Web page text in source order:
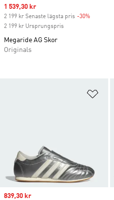
Sale price
839,30 kr
Sale price
1 539,30 kr
2 199 kr Senaste lägsta pris -30%
2 199 kr Ursprungspris
Megaride AG Skor
Originals